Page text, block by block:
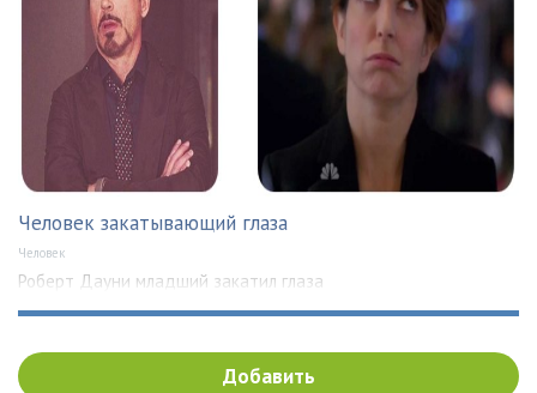
Человек закатывающий глаза
Человек
Роберт Дауни младший закатил глаза
Добавить